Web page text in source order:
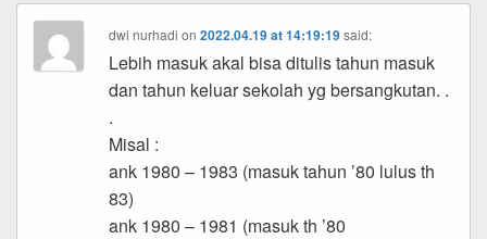
dwi nurhadi on2022.04.19 at 14:19:19 said:
Lebih masuk akal bisa ditulis tahun masuk
dan tahun keluar sekolah yg bersangkutan. .
.
Misal :
ank 1980 – 1983 (masuk tahun ’80 lulus th
83)
ank 1980 – 1981 (masuk th ’80